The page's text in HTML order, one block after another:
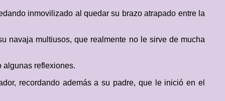
inmovilizado al quedar su brazo atrapado entre la
navaja multiusos, que realmente no le sirve de mucha
algunas reflexiones.
recordando además a su padre, que le inició en el